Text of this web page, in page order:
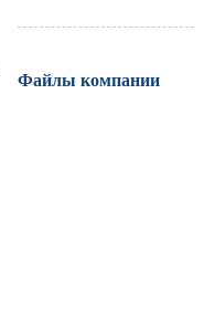
Файлы компании